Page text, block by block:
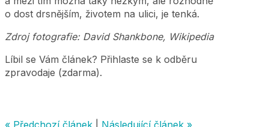
o dost drsnějším, životem na ulici, je tenká.
Zdroj fotografie: David Shankbone, Wikipedia
Líbil se Vám článek? Přihlaste se k odběru
zpravodaje (zdarma).
« Předchozí článek Následující článek »